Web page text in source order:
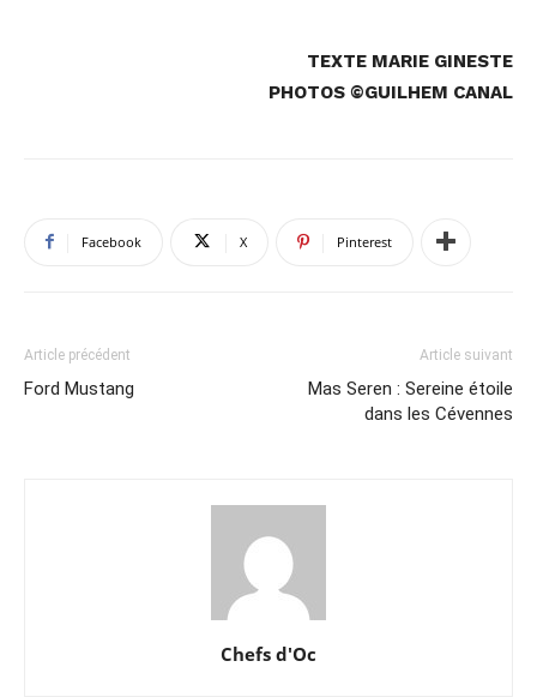
TEXTE MARIE GINESTE
PHOTOS ©GUILHEM CANAL
Facebook X Pinterest
Article précédent
Ford Mustang
Article suivant
Mas Seren : Sereine étoile
dans les Cévennes
Chefs d'Oc